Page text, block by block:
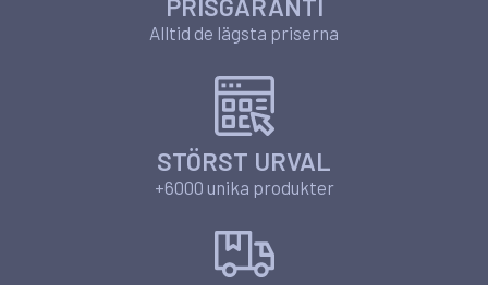
PRISGARANTI
Alltid de lägsta priserna
STÖRST URVAL
+6000 unika produkter